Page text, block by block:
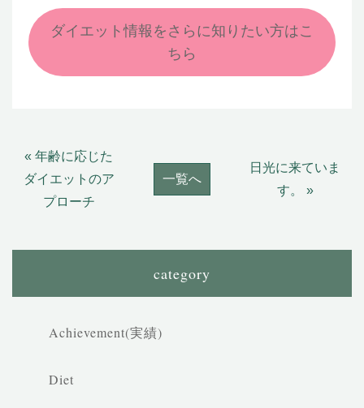
ダイエット情報をさらに知りたい方はこ
ちら
« 年齢に応じた
ダイエットのア
プローチ
一覧へ
日光に来ていま
す。 »
category
Achievement(実績)
Diet